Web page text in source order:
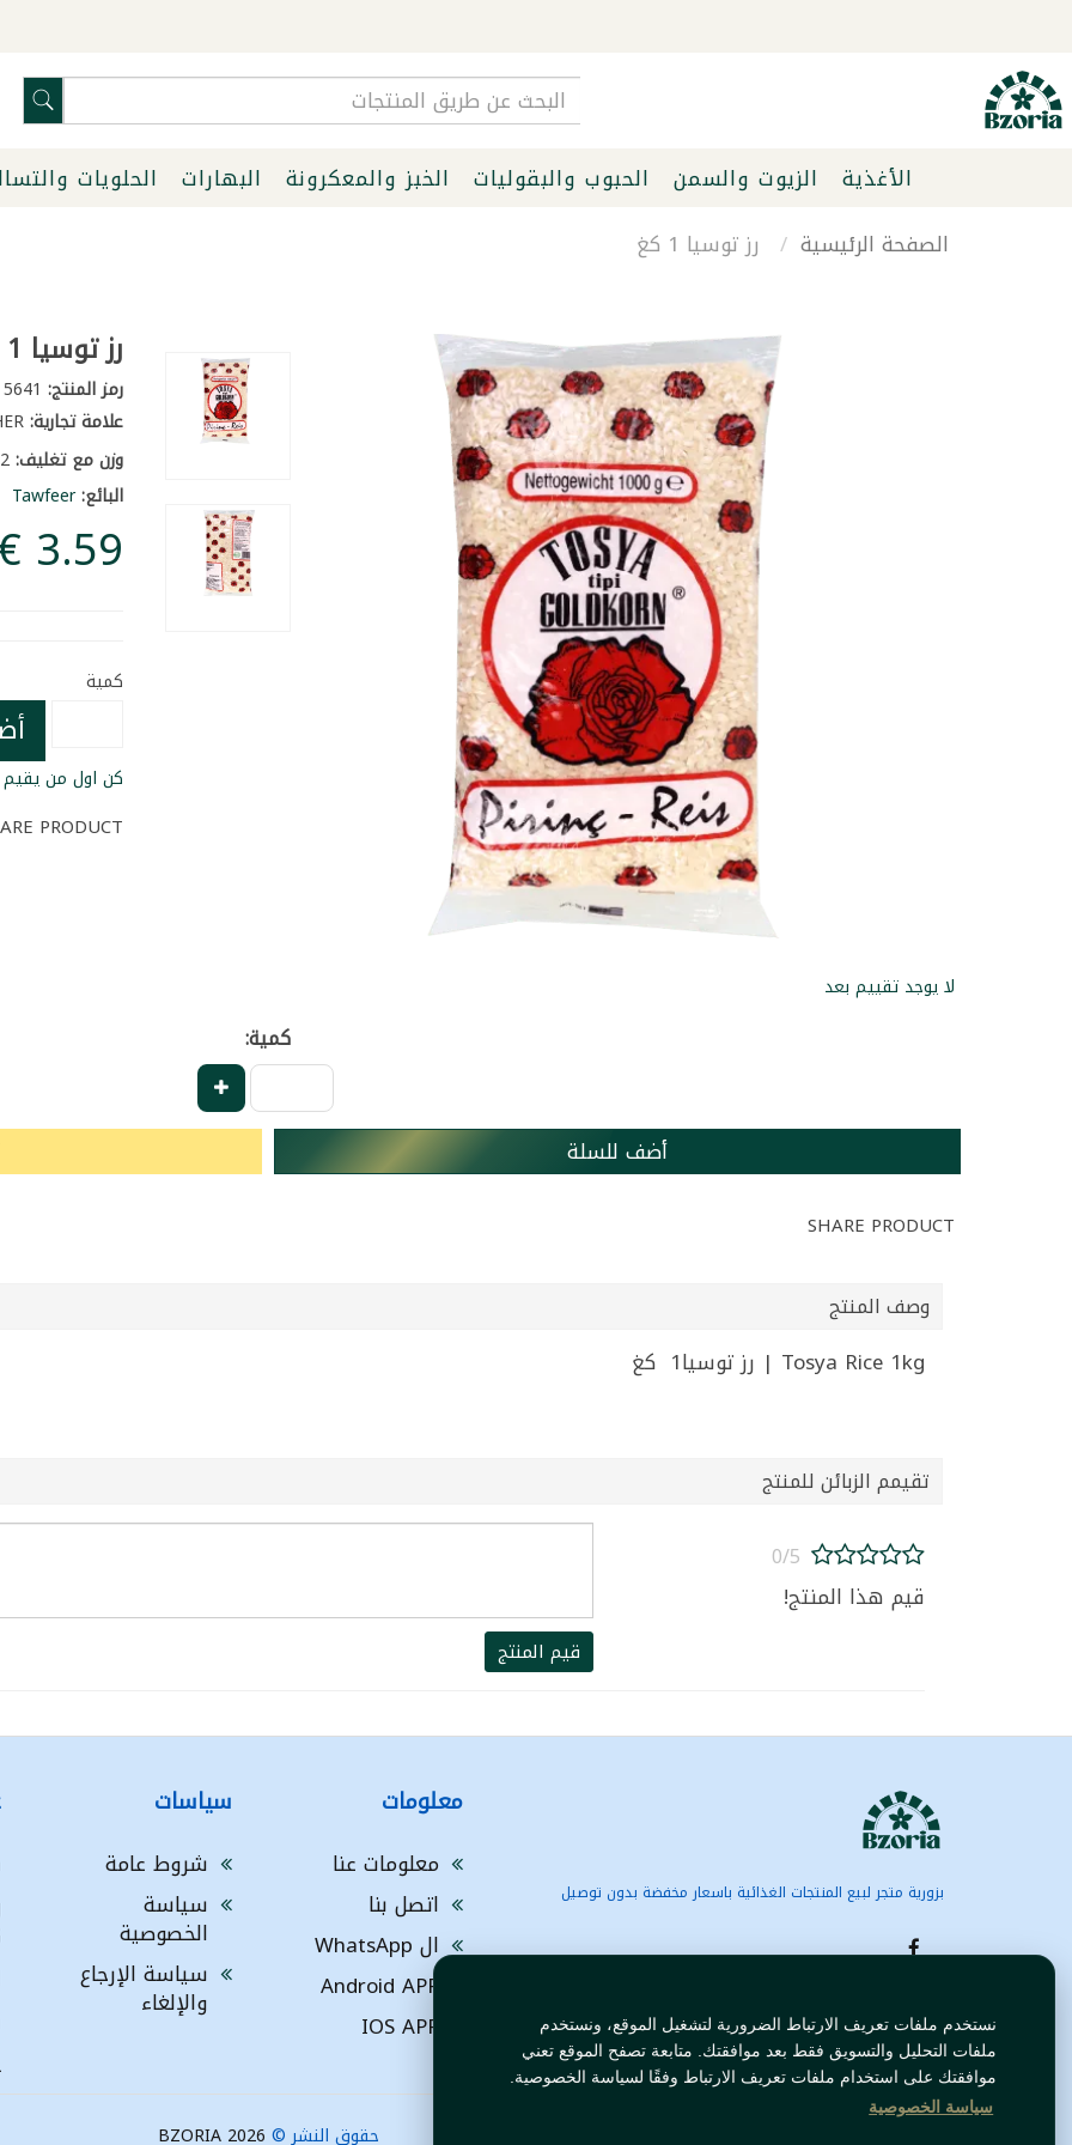
نستخدم ملفات تعريف الارتباط الضرورية لتشغيل الموقع، ونستخدم
ملفات التحليل والتسويق فقط بعد موافقتك. متابعة تصفح الموقع تعني
موافقتك على استخدام ملفات تعريف الارتباط وفقًا لسياسة الخصوصية.
سياسة الخصوصية
الأغذية الزيوت والسمن الحبوب والبقوليات الخبز والمعكرونة البهارات الحلويات
الصفحة الرئيسية
رز توسيا 1 كغ
رز توسيا 1 كغ
رمز المنتج:5641
علامة تجارية:OTHER
وزن مع تغليف:1.2 كغ
البائع:Tawfeer
كمية
كن اول من يقيم
PRODUCT
لا يوجد تقييم بعد
كمية:
أضف للسلة
SHARE PRODUCT
وصف المنتج
Tosya Rice 1kg | رز توسيا1 كغ
تقيمم الزبائن للمنتج
0/5
قيم هذا المنتج!
قيم المنتج
بزورية متجر لبيع المنتجات الغذائية باسعار مخفضة بدون توصيل
معلومات
معلومات عنا
اتصل بنا
ال WhatsApp
Android APP
IOS APP
سياسات
شروط عامة
سياسة
الخصوصية
سياسة الإرجاع
والإلغاء
حقوق النشر © BZORIA 2026